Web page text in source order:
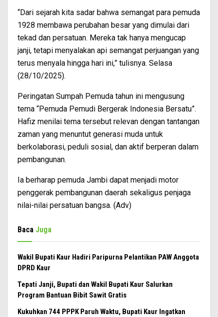
“Dari sejarah kita sadar bahwa semangat para pemuda
1928 membawa perubahan besar yang dimulai dari
tekad dan persatuan. Mereka tak hanya mengucap
janji, tetapi menyalakan api semangat perjuangan yang
terus menyala hingga hari ini,” tulisnya. Selasa
(28/10/2025).
Peringatan Sumpah Pemuda tahun ini mengusung
tema “Pemuda Pemudi Bergerak Indonesia Bersatu”.
Hafiz menilai tema tersebut relevan dengan tantangan
zaman yang menuntut generasi muda untuk
berkolaborasi, peduli sosial, dan aktif berperan dalam
pembangunan.
Ia berharap pemuda Jambi dapat menjadi motor
penggerak pembangunan daerah sekaligus penjaga
nilai-nilai persatuan bangsa. (Adv)
Baca Juga
Wakil Bupati Kaur Hadiri Paripurna Pelantikan PAW Anggota
DPRD Kaur
Tepati Janji, Bupati dan Wakil Bupati Kaur Salurkan
Program Bantuan Bibit Sawit Gratis
Kukuhkan 744 PPPK Paruh Waktu, Bupati Kaur Ingatkan